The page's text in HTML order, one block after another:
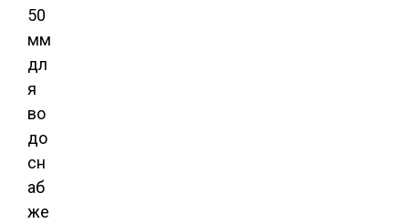
50
мм
дл
я
во
до
сн
аб
же